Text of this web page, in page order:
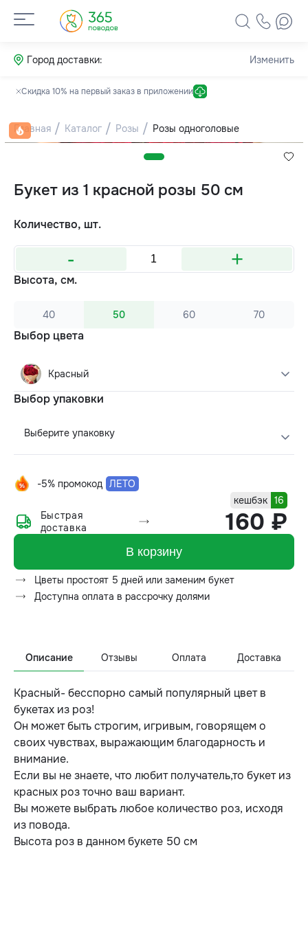
Город доставки: Изменить
Скидка 10% на первый заказ в приложении
Главная Каталог Розы Розы одноголовые
Букет из 1 красной розы 50 см
Количество, шт.
- +
Высота, см.
40 50 60 70
Выбор цвета
Красный
Выбор упаковки
Выберите упаковку
-5% промокод ЛЕТО
кешбэк 16
160 ₽
Быстрая
доставка
В корзину
Цветы простоят 5 дней или заменим букет
Доступна оплата в рассрочку долями
Описание Отзывы Оплата Доставка
Красный- бесспорно самый популярный цвет в
букетах из роз!
Он может быть строгим, игривым, говорящем о
своих чувствах, выражающим благодарность и
внимание.
Если вы не знаете, что любит получатель,то букет из
красных роз точно ваш вариант.
Вы можете выбрать любое количество роз, исходя
из повода.
Высота роз в данном букете 50 см